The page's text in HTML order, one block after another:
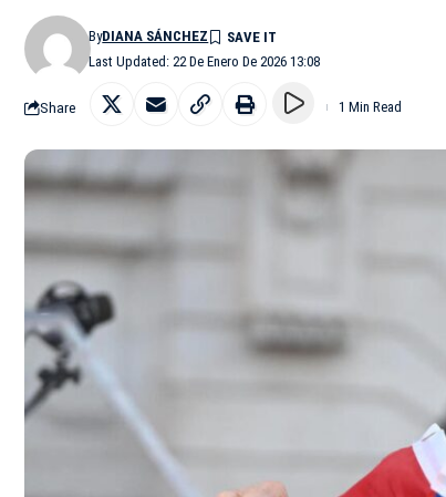
Last Updated: 22 De Enero De 2026 13:08
ByDIANA SÁNCHEZ
Share 1 Min Read